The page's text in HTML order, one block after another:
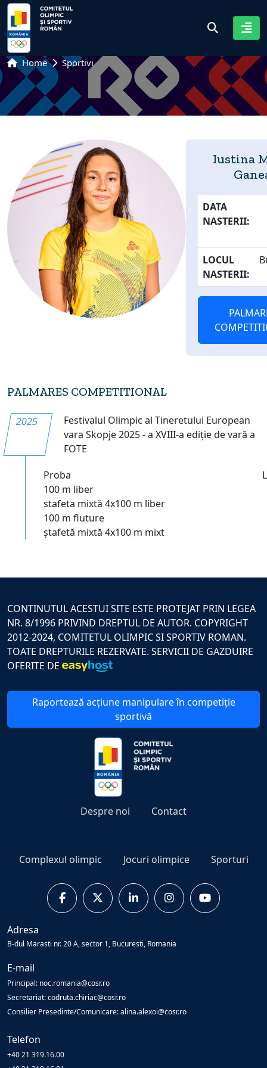
Home Sportivi
Iustina
DATA
NASTERII:
LOCUL
NASTERII:
PALMARES COMPETITIONAL
2025
Festivalul Olimpic al Tineretului European
vara Skopje 2025 - a XVIII-a ediție de vară a
FOTE
Proba
100 m liber
stafeta mixtă 4x100 m liber
100 m fluture
ștafetă mixtă 4x100 m mixt
CONTINUTUL ACESTUI SITE ESTE PROTEJAT PRIN LEGEA
NR. 8/1996 PRIVIND DREPTUL DE AUTOR. COPYRIGHT
2012-2024, COMITETUL OLIMPIC SI SPORTIV ROMAN.
TOATE DREPTURILE REZERVATE. SERVICII DE GAZDUIRE
OFERITE DE
Raportează acțiune manipulare în competiție
sportivă
Despre noi Contact
Complexul olimpic Jocuri olimpice Sporturi
Adresa
B-dul Marasti nr. 20 A, sector 1, Bucuresti, Romania
E-mail
Principal: noc.romania@cosr.ro
Secretariat: codruta.chiriac@cosr.ro
Consilier Presedinte/Comunicare: alina.alexoi@cosr.ro
Telefon
+40 21 319.16.00